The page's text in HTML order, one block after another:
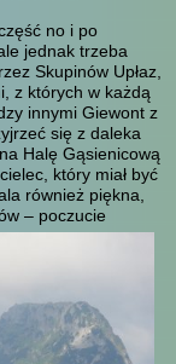
no i po
jednak trzeba
Skupinów Upłaz,
z których w każdą
innymi Giewont z
się z daleka
Halę Gąsienicową
który miał być
również piękna,
– poczucie